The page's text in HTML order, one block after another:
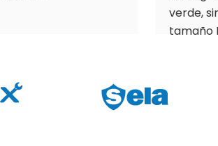
verde,
tamaño